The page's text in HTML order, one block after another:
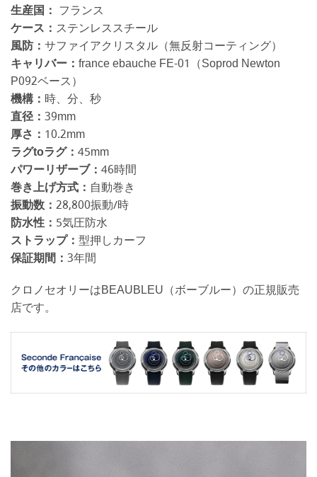
生産国： フランス
ケース： ステンレススチール
風防： サファイアクリスタル（無反射コーティング）
キャリバー： france ebauche FE-01（Soprod Newton
P092ベース）
機構： 時、分、秒
直径： 39mm
厚さ： 10.2mm
ラグtoラグ： 45mm
パワーリザーブ： 46時間
巻き上げ方式： 自動巻き
振動数： 28,800振動/時
防水性： 5気圧防水
ストラップ： 型押しカーフ
保証期間： 3年間
クロノセオリーはBEAUBLEU（ボーブルー）の正規販売
店です。
画